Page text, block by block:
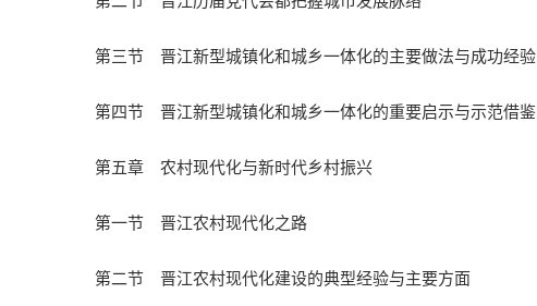
第三节 晋江新型城镇化和城乡一体化的主要做法与成功经验
第四节 晋江新型城镇化和城乡一体化的重要启示与示范借鉴
第五章 农村现代化与新时代乡村振兴
第一节 晋江农村现代化之路
第二节 晋江农村现代化建设的典型经验与主要方面